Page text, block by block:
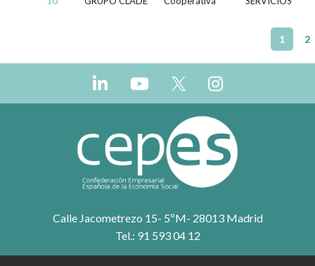
1 2
Calle Jacometrezo 15- 5ºM- 28013 Madrid
Tel.: 91 593 04 12